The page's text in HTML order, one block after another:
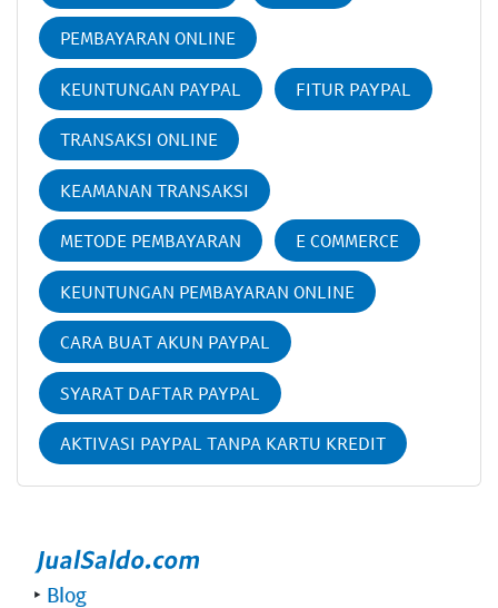
PEMBAYARAN ONLINE
KEUNTUNGAN PAYPAL FITUR PAYPAL
TRANSAKSI ONLINE
KEAMANAN TRANSAKSI
METODE PEMBAYARAN E COMMERCE
KEUNTUNGAN PEMBAYARAN ONLINE
CARA BUAT AKUN PAYPAL
SYARAT DAFTAR PAYPAL
AKTIVASI PAYPAL TANPA KARTU KREDIT
‣ Blog